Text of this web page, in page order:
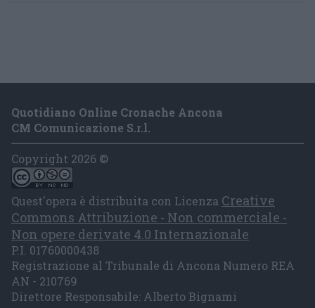
Quotidiano Online Cronache Ancona
CM Comunicazione S.r.l.
Copyright 2026 ©
Quest'opera è distribuita con Licenza Creative
Commons Attribuzione - Non commerciale -
Non opere derivate 4.0 Internazionale
P.I. 01760000438
Registrazione al Tribunale di Ancona Numero REA
AN - 210769
Direttore Responsabile: Alberto Bignami